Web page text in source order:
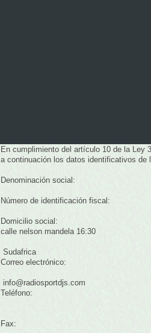
En cumplimiento del artículo 10 de la Ley
a continuación los datos identificativos de
Denominación social:
Número de identificación fiscal:
Domicilio social:
calle nelson mandela 16:30
Sudafrica
Correo electrónico:
info@radiosportdjs.com
Teléfono:
Fax: